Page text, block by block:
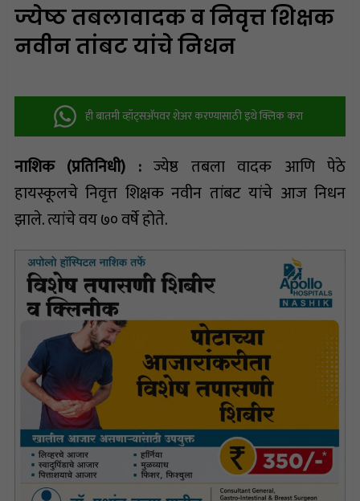
ज्‍येष्ठ तबलावादक व निवृत्त शिक्षक
नवीन तांबट यांचे निधन
ही बातमी व्हॉट्सअ‍ॅपवर शेअर करण्यासाठी इथे क्लिक करा
नाशिक (प्रतिनिधी) :ज्येष्ठ तबला वादक आणि पेठे
हायस्कूलचे निवृत्त शिक्षक नवीन तांबट यांचे आज निधन
झाले. त्यांचे वय ७० वर्षे होते.